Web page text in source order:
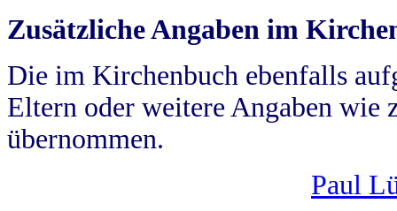
Zusätzliche Angaben im
Die im Kirchenbuch ebenfalls
Eltern oder weitere Angaben wie
übernommen.
Paul